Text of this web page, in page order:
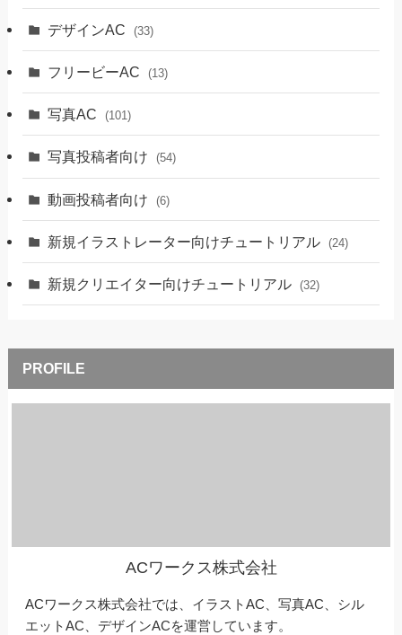
デザインAC (33)
フリービーAC (13)
写真AC (101)
写真投稿者向け (54)
動画投稿者向け (6)
新規イラストレーター向けチュートリアル (24)
新規クリエイター向けチュートリアル (32)
ACワークス株式会社
ACワークス株式会社では、イラストAC、写真AC、シル
エットAC、デザインACを運営しています。